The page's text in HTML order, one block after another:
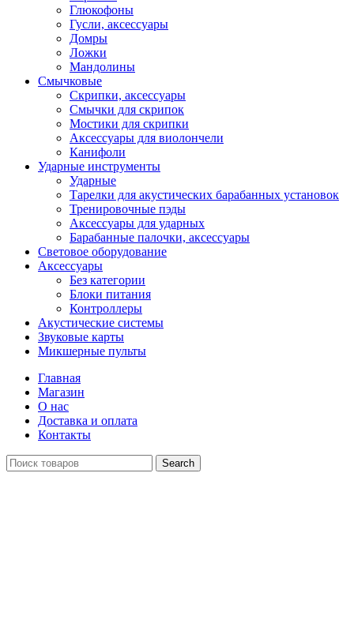
Глюкофоны
Гусли, аксессуары
Домры
Ложки
Мандолины
Смычковые
Скрипки, аксессуары
Смычки для скрипок
Мостики для скрипки
Аксессуары для виолончели
Канифоли
Ударные инструменты
Ударные
Тарелки для акустических барабанных установок
Тренировочные пэды
Аксессуары для ударных
Барабанные палочки, аксессуары
Световое оборудование
Аксессуары
Без категории
Блоки питания
Контроллеры
Акустические системы
Звуковые карты
Микшерные пульты
Главная
Магазин
О нас
Доставка и оплата
Контакты
Search